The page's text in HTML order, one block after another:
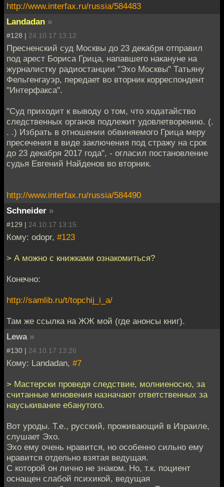
http://www.interfax.ru/russia/584483
Landadan »
#128 | 24.10.17 13:12
Пресненский суд Москвы до 23 декабря отправил
под арест Бориса Грица, напавшего накануне на
журналистку радиостанции "Эхо Москвы" Татьяну
Фельгенгауэр, передает во вторник корреспондент
"Интерфакса".
"Суд приходит к выводу о том, что ходатайство
следственных органов подлежит удовлетворению. (.
. .) Избрать в отношении обвиняемого Грица меру
пресечения в виде заключения под стражу на срок
до 23 декабря 2017 года", - огласил постановление
судья Евгений Найденов во вторник.
http://www.interfax.ru/russia/584490
Schneider »
#129 | 24.10.17 13:15
Кому: odopr, #123
> А можно с книжками ознакомиться?
Конечно:
http://samlib.ru/t/topchij_i_a/
Там же ссылка на ЖЖ мой (где анонсы книг).
Lewa »
#130 | 24.10.17 13:26
Кому: Landadan, #7
> Мастерски проведя следствие, молниеносно, за
считанные мгновения назначают ответственных за
науськивание ебанутого.
Вот уроды. Т.е., русский, проживающий в Израиле,
слушает Эхо.
Эхо ему очень нравится, но особенно сильно ему
нравится отдельно взятая ведущая.
С которой он лично не знаком. Но, т.к. поциент
оснащен слабой психикой, ведущая